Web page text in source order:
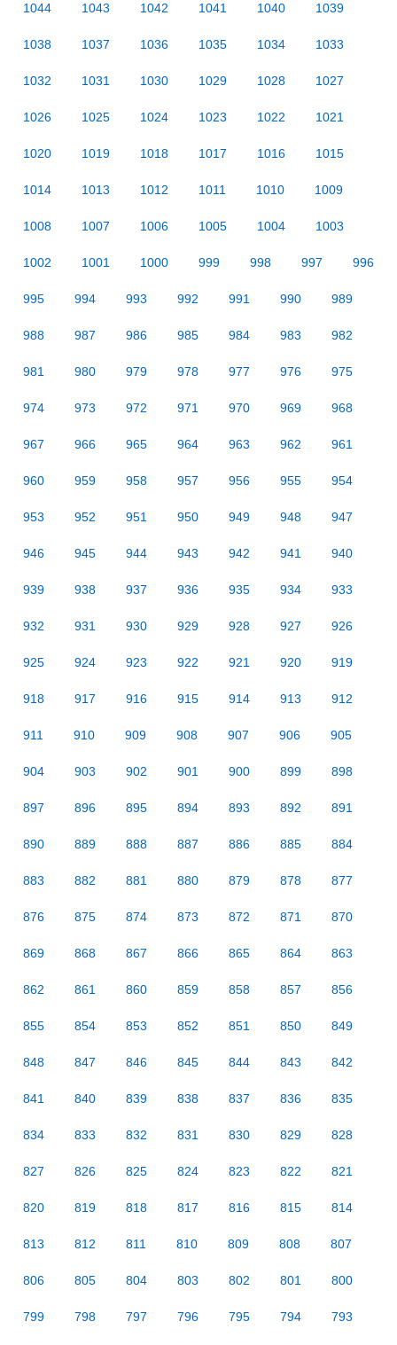
1044 1043 1042 1041 1040 1039
1038 1037 1036 1035 1034 1033
1032 1031 1030 1029 1028 1027
1026 1025 1024 1023 1022 1021
1020 1019 1018 1017 1016 1015
1014 1013 1012 1011 1010 1009
1008 1007 1006 1005 1004 1003
1002 1001 1000 999 998 997 996
995 994 993 992 991 990 989
988 987 986 985 984 983 982
981 980 979 978 977 976 975
974 973 972 971 970 969 968
967 966 965 964 963 962 961
960 959 958 957 956 955 954
953 952 951 950 949 948 947
946 945 944 943 942 941 940
939 938 937 936 935 934 933
932 931 930 929 928 927 926
925 924 923 922 921 920 919
918 917 916 915 914 913 912
911 910 909 908 907 906 905
904 903 902 901 900 899 898
897 896 895 894 893 892 891
890 889 888 887 886 885 884
883 882 881 880 879 878 877
876 875 874 873 872 871 870
869 868 867 866 865 864 863
862 861 860 859 858 857 856
855 854 853 852 851 850 849
848 847 846 845 844 843 842
841 840 839 838 837 836 835
834 833 832 831 830 829 828
827 826 825 824 823 822 821
820 819 818 817 816 815 814
813 812 811 810 809 808 807
806 805 804 803 802 801 800
799 798 797 796 795 794 793